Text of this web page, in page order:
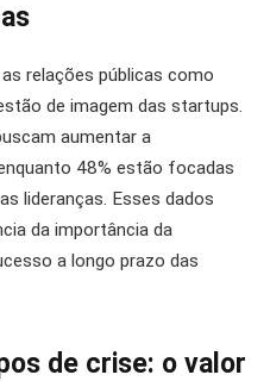
relações públicas como
de imagem das startups.
aumentar a
48% estão focadas
lideranças. Esses dados
da importância da
a longo prazo das
de crise: o valor